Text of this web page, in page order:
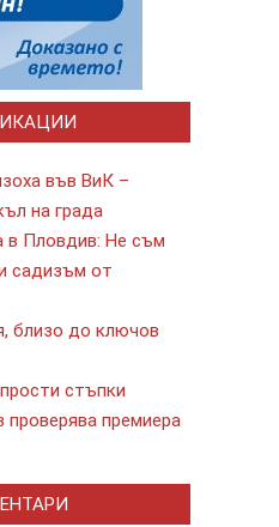
във ВиК –
на града
в Пловдив: Не съм
садизъм от
близо до ключов
стъпки
премиера